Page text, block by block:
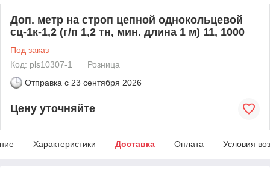
Доп. метр на строп цепной однокольцевой
сц-1к-1,2 (г/п 1,2 тн, мин. длина 1 м) 11, 1000
Под заказ
Код: pls10307-1
Розница
Отправка с 23 сентября 2026
Цену уточняйте
Характеристики Доставка Оплата Условия